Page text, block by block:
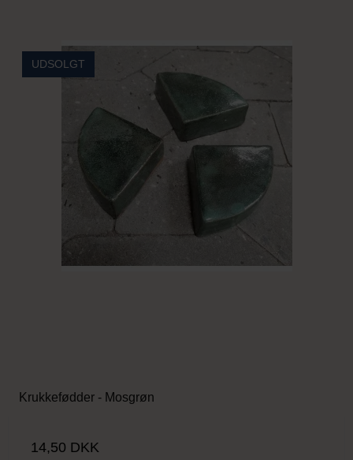
UDSOLGT
Krukkefødder - Mosgrøn
14,50 DKK